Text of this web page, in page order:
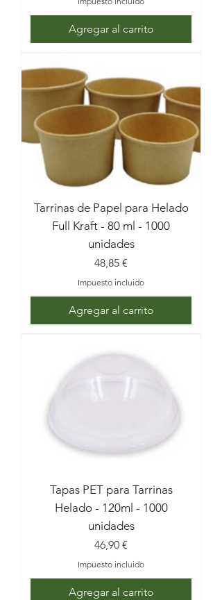
Agregar al carrito
Tarrinas de Papel para Helado
Full Kraft - 80 ml - 1000
unidades
Precio
48,85 €
Impuesto incluido
Agregar al carrito
Tapas PET para Tarrinas
Helado - 120ml - 1000
unidades
Precio
46,90 €
Impuesto incluido
Agregar al carrito